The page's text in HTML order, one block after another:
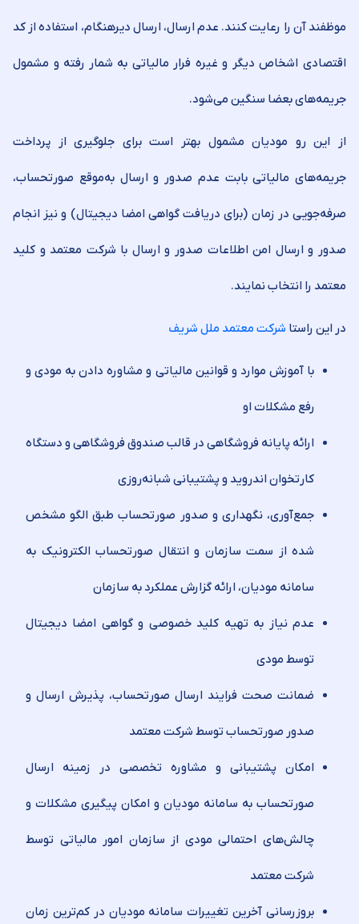
موظفند آن را رعایت کنند. عدم ارسال، ارسال دیرهنگام، استفاده از کد
اقتصادی اشخاص دیگر و غیره فرار مالیاتی به شمار رفته و مشمول
جریمه‌های بعضا سنگین می‌شود‌.
از این رو مودیان مشمول بهتر است برای جلوگیری از پرداخت
جریمه‌های مالیاتی بابت عدم صدور و ارسال به‌موقع صورتحساب،
صرفه‌جویی در زمان (برای دریافت گواهی امضا دیجیتال) و نیز انجام
صدور و ارسال امن اطلاعات صدور و ارسال با شرکت معتمد و کلید
معتمد را انتخاب نمایند.
در این راستا شرکت معتمد ملل شریف
با آموزش موارد و قوانین مالیاتی و مشاوره ‌دادن به مودی و
رفع مشکلات او
ارائه پایانه فروشگاهی در قالب صندوق فروشگاهی و دستگاه
کارتخوان اندروید و پشتیبانی شبانه‌روزی
جمع‌آوری، نگهداری و صدور صورتحساب طبق الگو مشخص
شده از سمت سازمان ‌و انتقال صورتحساب الکترونیک به
سامانه مودیان، ارائه گزارش عملکرد به سازمان
عدم نیاز به تهیه کلید خصوصی و گواهی امضا دیجیتال
توسط مودی
ضمانت صحت فرایند ارسال صورتحساب، پذیرش ارسال و
صدور صورتحساب توسط شرکت معتمد
امکان پشتیبانی و مشاوره تخصصی در زمینه ارسال
صورتحساب به سامانه مودیان و امکان پیگیری مشکلات و
چالش‌های احتمالی مودی از سازمان امور مالیاتی توسط
شرکت معتمد
بروزرسانی آخرین تغییرات سامانه مودیان در کم‌ترین زمان